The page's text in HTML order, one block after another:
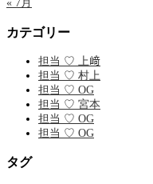
« 7月
カテゴリー
担当 ♡ 上﨑
担当 ♡ 村上
担当 ♡ OG
担当 ♡ 宮本
担当 ♡ OG
担当 ♡ OG
タグ